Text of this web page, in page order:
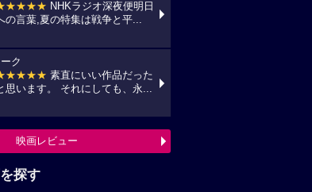
NHKラジオ深夜便明日
の言葉,夏の特集は戦争と平...
ク
素直にいい作品だった
思います。 それにしても、永...
映画レビュー
探す